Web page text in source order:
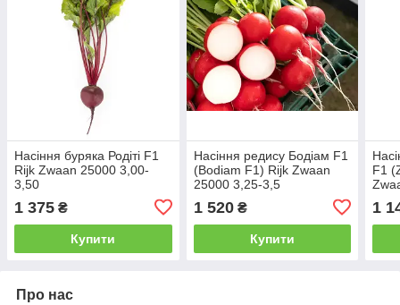
Насіння буряка Родіті F1
Rijk Zwaan 25000 3,00-
3,50
1 375 ₴
Купити
Насіння редису Бодіам F1
(Bodiam F1) Rijk Zwaan
25000 3,25-3,5
1 520₴
Купити
F1
1
Про нас